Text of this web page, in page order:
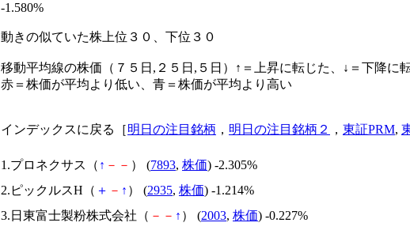
-1.580%
動きの似ていた株上位３０、下位３０
移動平均線の株価（７５日,２５日,５日）↑＝上昇に転じた、↓＝下降に
赤＝株価が平均より低い、青＝株価が平均より高い
インデックスに戻る［明日の注目銘柄 ， 明日の注目銘柄２ ， 東証PRM,
1.プロネクサス（ ↑ － － ） (7893, 株価) -2.305%
2.ピックルスH（ ＋ － ↑ ） (2935, 株価) -1.214%
3.日東富士製粉株式会社（ － － ↑ ） (2003, 株価) -0.227%